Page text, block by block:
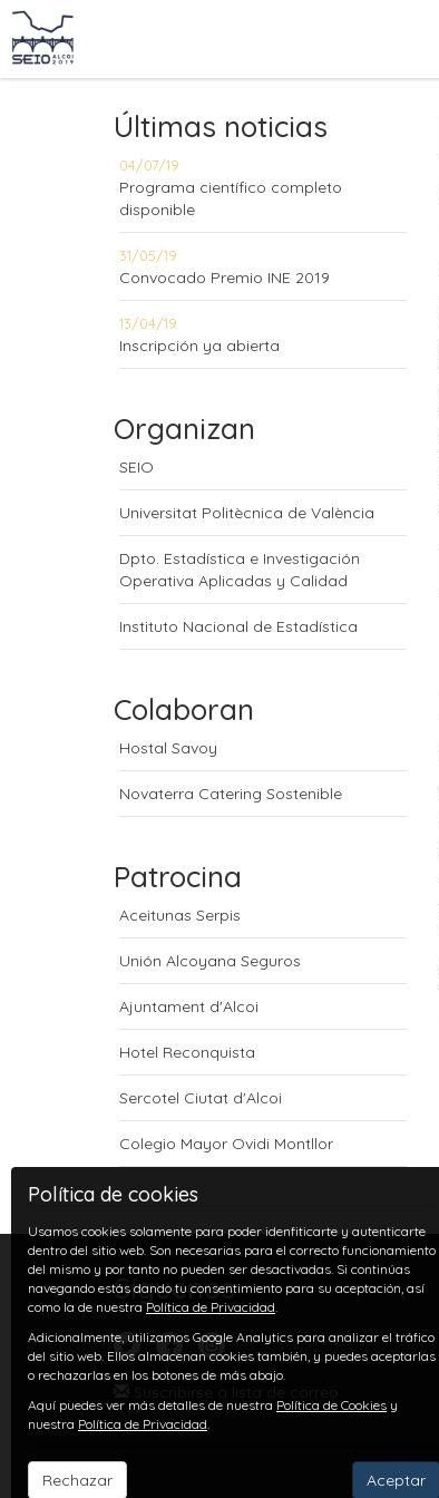
Últimas noticias
04/07/19
Programa científico completo
disponible
31/05/19
Convocado Premio INE 2019
13/04/19
Inscripción ya abierta
Organizan
SEIO
Universitat Politècnica de València
Dpto. Estadística e Investigación
Operativa Aplicadas y Calidad
Instituto Nacional de Estadística
Colaboran
Hostal Savoy
Novaterra Catering Sostenible
Patrocina
Aceitunas Serpis
Unión Alcoyana Seguros
Ajuntament d'Alcoi
Hotel Reconquista
Sercotel Ciutat d'Alcoi
Colegio Mayor Ovidi Montllor
Síguenos
Política de cookies
Usamos cookies solamente para poder idenfiticarte y autenticarte
dentro del sitio web. Son necesarias para el correcto funcionamiento
del mismo y por tanto no pueden ser desactivadas. Si continúas
navegando estás dando tu consentimiento para su aceptación, así
como la de nuestra Política de Privacidad.
Adicionalmente, utilizamos Google Analytics para analizar el tráfico
del sitio web. Ellos almacenan cookies también, y puedes aceptarlas
o rechazarlas en los botones de más abajo.
Aquí puedes ver más detalles de nuestra Política de Cookies y
nuestra Política de Privacidad.
Rechazar Aceptar